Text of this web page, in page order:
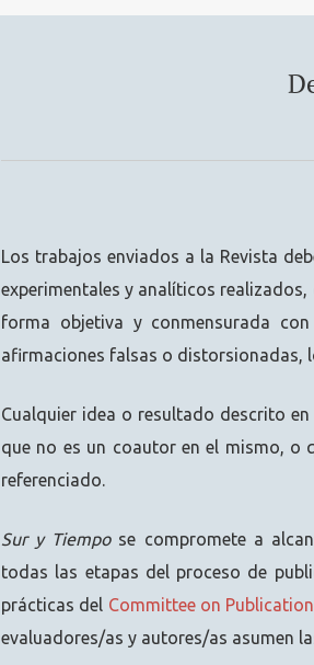
Los trabajos enviados a la Revista
experimentales y analíticos
forma objetiva y conmensurada
afirmaciones falsas o distorsionadas,
Cualquier idea o resultado descrito
que no es un coautor en el mismo, o
referenciado.
Sur y Tiempose compromete a
todas las etapas del proceso de
prácticas del Committee on Publication
evaluadores/as y autores/as asumen